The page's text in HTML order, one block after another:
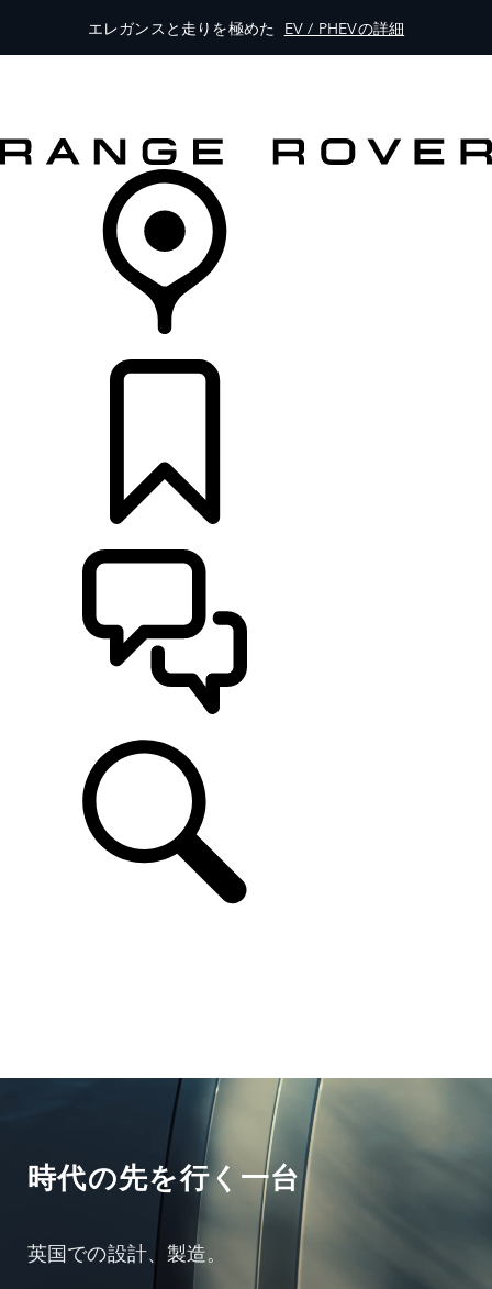
エレガンスと走りを極めた EV / PHEVの詳細
時代の先を行く一台
英国での設計、製造。